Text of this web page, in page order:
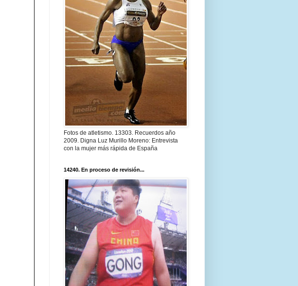
Fotos de atletismo. 13303. Recuerdos año
2009. Digna Luz Murillo Moreno: Entrevista
con la mujer más rápida de España
14240. En proceso de revisión...